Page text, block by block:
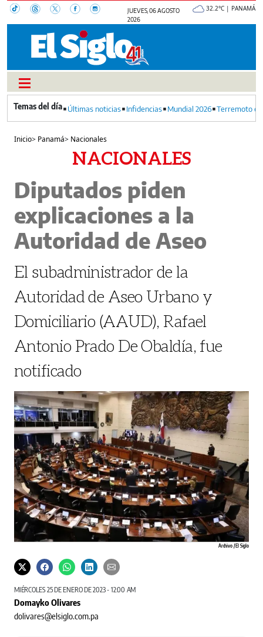
JUEVES, 06 AGOSTO
2026
32.2°C | PANAMÁ
Últimas noticias Infidencias Mundial 2026 Terremoto
Inicio> Panamá> Nacionales
NACIONALES
Diputados piden
explicaciones a la
Autoridad de Aseo
El subadministrador de la
Autoridad de Aseo Urbano y
Domiciliario (AAUD), Rafael
Antonio Prado De Obaldía, fue
notificado
Archivo / El Siglo
MIÉRCOLES 25 DE ENERO DE 2023 - 12:00 AM
Domayko Olivares
dolivares@elsiglo.com.pa